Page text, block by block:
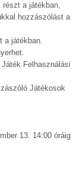
részt a játékban,
hozzászólást a
a játékban.
Felhasználási
Játékosok
13. 14:00 óráig